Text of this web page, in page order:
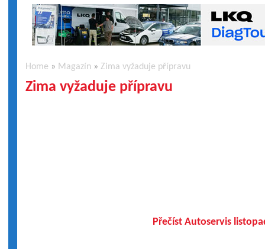
Home » Magazín »Zima vyžaduje přípravu
Zima vyžaduje přípravu
Přečíst Autoservis